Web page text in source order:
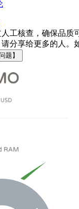
工核查，确保品质
分享给更多的人。
题】